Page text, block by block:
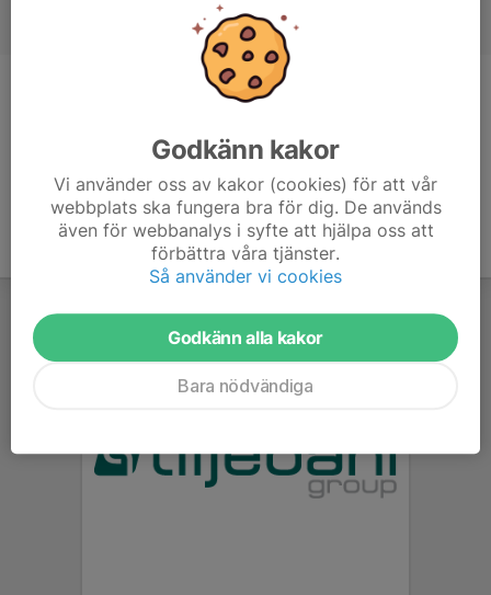
Tränare
Godkänn kakor
Vi använder oss av kakor (cookies) för att vår
webbplats ska fungera bra för dig. De används
även för webbanalys i syfte att hjälpa oss att
förbättra våra tjänster.
Så använder vi cookies
Godkänn alla kakor
Bara nödvändiga